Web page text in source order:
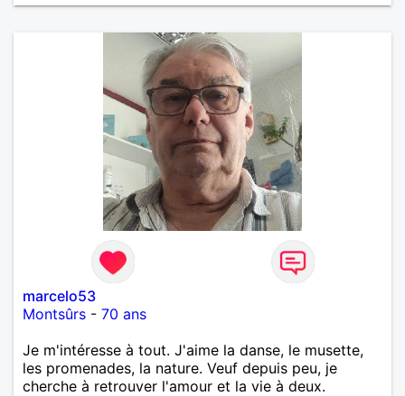
marcelo53
Montsûrs - 70 ans
Je m'intéresse à tout. J'aime la danse, le musette,
les promenades, la nature. Veuf depuis peu, je
cherche à retrouver l'amour et la vie à deux.